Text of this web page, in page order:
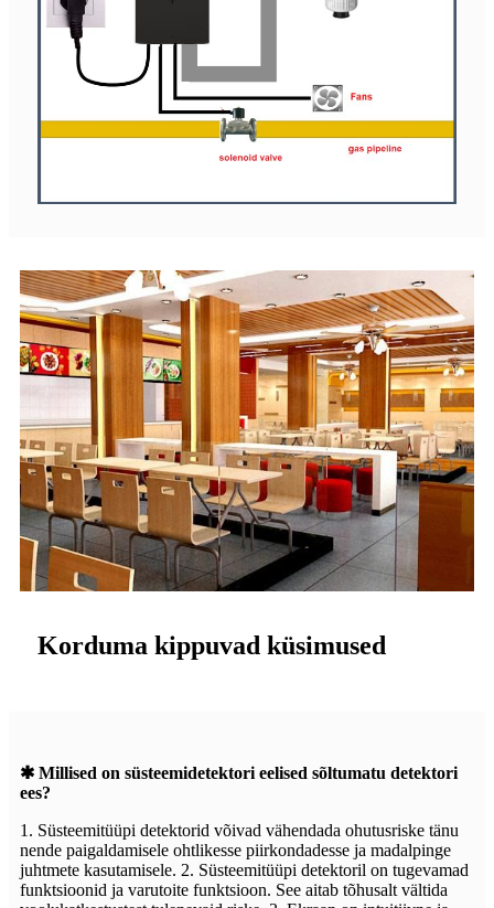
Korduma kippuvad küsimused
✱ Millised on süsteemidetektori eelised sõltumatu detektori
ees?
1. Süsteemitüüpi detektorid võivad vähendada ohutusriske tänu
nende paigaldamisele ohtlikesse piirkondadesse ja madalpinge
juhtmete kasutamisele. 2. Süsteemitüüpi detektoril on tugevamad
funktsioonid ja varutoite funktsioon. See aitab tõhusalt vältida